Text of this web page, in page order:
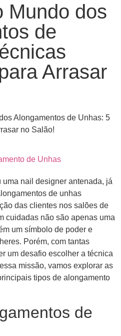
Mundo dos
de
Arrasar
Alongamentos de Unhas: 5
no Salão!
de Unhas
nail designer antenada, já
de unhas
das clientes nos salões de
cuidadas não são apenas uma
um símbolo de poder e
Porém, com tantas
um desafio escolher a técnica
missão, vamos explorar as
tipos de alongamento
de